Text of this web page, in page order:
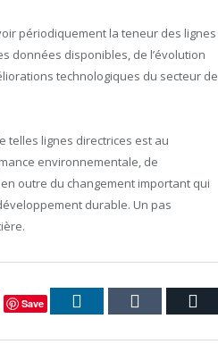
périodiquement la teneur des lignes
données disponibles, de l’évolution
technologiques du secteur de
telles lignes directrices est au
environnementale, de
outre du changement important qui
durable. Un pas
Save LinkedIn Tumblr